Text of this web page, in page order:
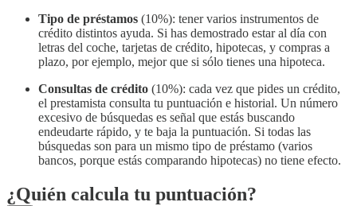
Tipo de préstamos (10%): tener varios instrumentos de
crédito distintos ayuda. Si has demostrado estar al día con
letras del coche, tarjetas de crédito, hipotecas, y compras a
plazo, por ejemplo, mejor que si sólo tienes una hipoteca.
Consultas de crédito (10%): cada vez que pides un crédito,
el prestamista consulta tu puntuación e historial. Un número
excesivo de búsquedas es señal que estás buscando
endeudarte rápido, y te baja la puntuación. Si todas las
búsquedas son para un mismo tipo de préstamo (varios
bancos, porque estás comparando hipotecas) no tiene efecto.
¿Quién calcula tu puntuación?